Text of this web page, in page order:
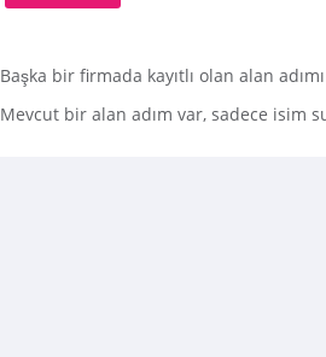
Başka bir firmada kayıtlı olan alan
Mevcut bir alan adım var, sadece isim